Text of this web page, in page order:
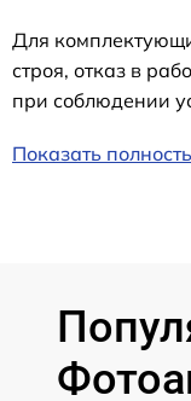
Для
строя, отказ в
при соблюдении
Показать